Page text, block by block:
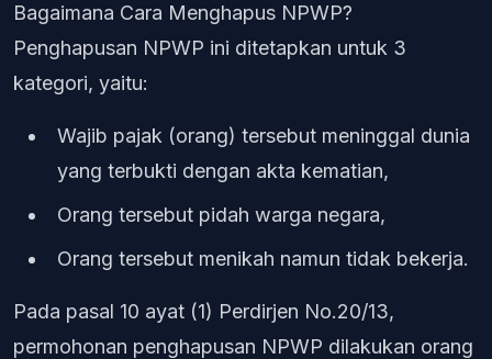
Bagaimana Cara Menghapus NPWP?
Penghapusan NPWP ini ditetapkan untuk 3
kategori, yaitu:
Wajib pajak (orang) tersebut meninggal dunia
yang terbukti dengan akta kematian,
Orang tersebut pidah warga negara,
Orang tersebut menikah namun tidak bekerja.
Pada pasal 10 ayat (1) Perdirjen No.20/13,
permohonan penghapusan NPWP dilakukan orang